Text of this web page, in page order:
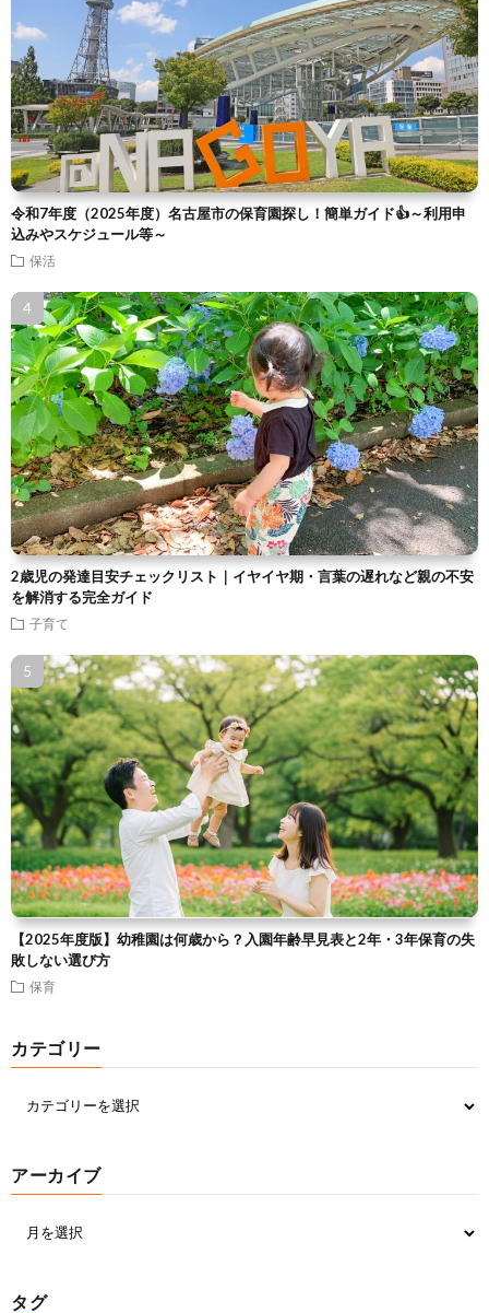
令和7年度（2025年度）名古屋市の保育園探し！簡単ガイド👍～利用申
込みやスケジュール等～
保活
2歳児の発達目安チェックリスト｜イヤイヤ期・言葉の遅れなど親の不安
を解消する完全ガイド
子育て
【2025年度版】幼稚園は何歳から？入園年齢早見表と2年・3年保育の失
敗しない選び方
保育
カテゴリー
アーカイブ
タグ